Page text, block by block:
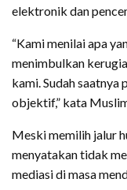
elektronik dan
“Kami menilai apa
menimbulkan
kami. Sudah saatnya
objektif,” kata
Meski memilih jalur
menyatakan tidak
mediasi di masa